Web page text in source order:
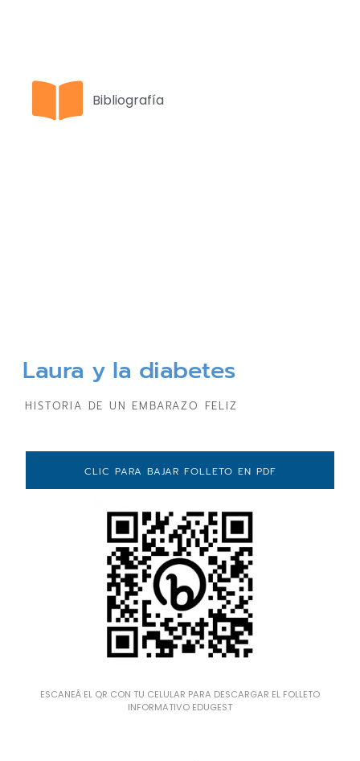
Bibliografía
Laura y la diabetes
HISTORIA DE UN EMBARAZO FELIZ
CLIC PARA BAJAR FOLLETO EN PDF
ESCANEÁ EL QR CON TU CELULAR PARA DESCARGAR EL FOLLETO
INFORMATIVO EDUGEST